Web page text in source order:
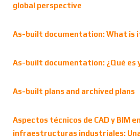
global perspective
As-built documentation: What is
As-built documentation: ¿Qué es
As-built plans and archived plans
Aspectos técnicos de CAD y BIM
infraestructuras industriales: